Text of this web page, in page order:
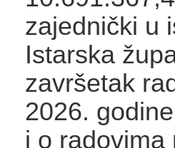
zajednički u
Istarska
završetak
2026.
i o radovima